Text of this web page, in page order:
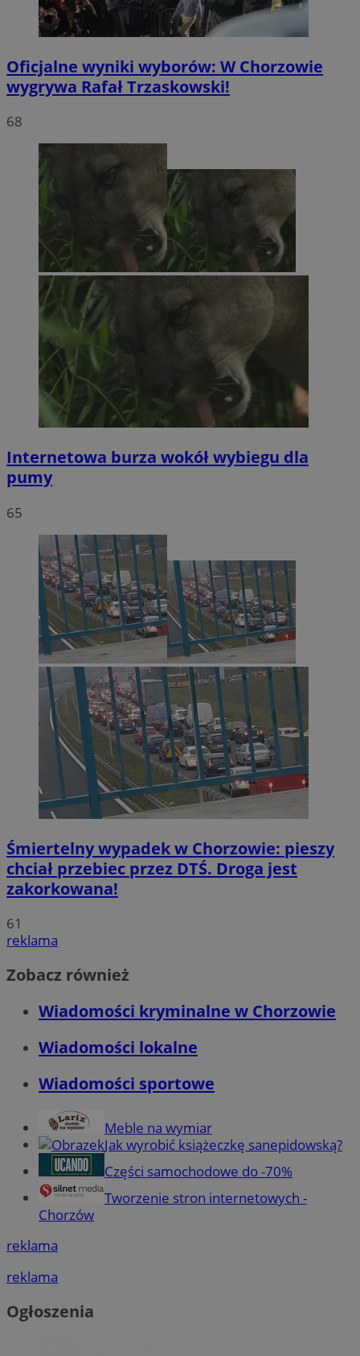
Oficjalne wyniki wyborów: W Chorzowie
wygrywa Rafał Trzaskowski!
68
Internetowa burza wokół wybiegu dla
pumy
65
Śmiertelny wypadek w Chorzowie: pieszy
chciał przebiec przez DTŚ. Droga jest
zakorkowana!
61
reklama
Zobacz również
Wiadomości kryminalne w Chorzowie
Wiadomości lokalne
Wiadomości sportowe
Meble na wymiar
Jak wyrobić książeczkę sanepidowską?
Części samochodowe do -70%
Tworzenie stron internetowych -
Chorzów
reklama
reklama
Ogłoszenia